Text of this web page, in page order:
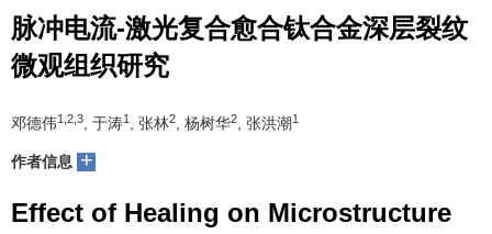
服
刊
态
分
目
录
入
集
关
于
读
脉冲电流-激光复合愈合钛合金深层裂纹
微观组织研究
邓德伟1,2,3 , 于涛1 , 张林2 , 杨树华2 , 张洪潮1
作者信息 +
Effect of Healing on Microstructure